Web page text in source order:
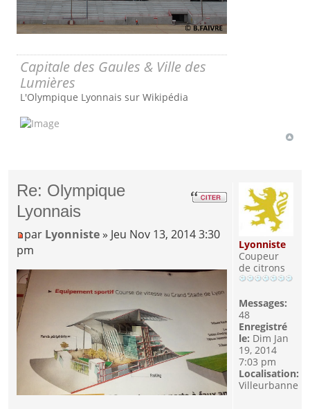
Capitale des Gaules & Ville des
Lumières
L'Olympique Lyonnais sur Wikipédia
Re: Olympique
Lyonnais
par Lyonniste » Jeu Nov 13, 2014 3:30
pm
Lyonniste
Coupeur
de citrons
Messages:
48
Enregistré
le: Dim Jan
19, 2014
7:03 pm
Localisation:
Villeurbanne